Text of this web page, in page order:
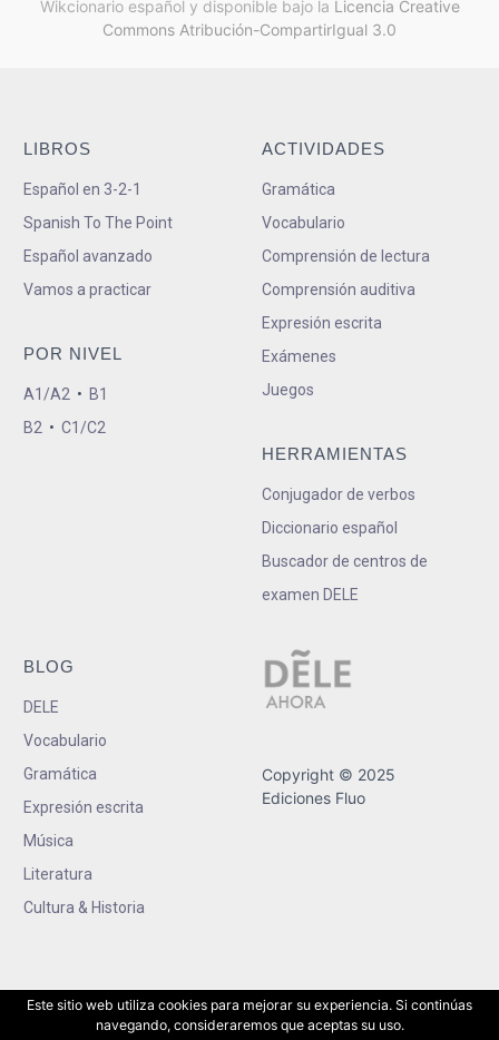
Wikcionario español y disponible bajo la Licencia Creative
Commons Atribución-CompartirIgual 3.0
LIBROS
Español en 3-2-1
Spanish To The Point
Español avanzado
Vamos a practicar
POR NIVEL
A1/A2 • B1
B2 • C1/C2
ACTIVIDADES
Gramática
Vocabulario
Comprensión de lectura
Comprensión auditiva
Expresión escrita
Exámenes
Juegos
HERRAMIENTAS
Conjugador de verbos
Diccionario español
Buscador de centros de
examen DELE
BLOG
DELE
Vocabulario
Gramática
Expresión escrita
Música
Literatura
Cultura & Historia
Copyright © 2025
Ediciones Fluo
Este sitio web utiliza cookies para mejorar su experiencia. Si continúas
navegando, consideraremos que aceptas su uso.